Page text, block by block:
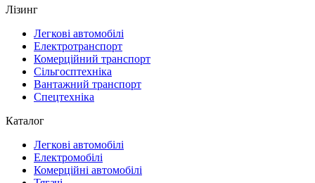
Лізинг
Легкові автомобілі
Електротранспорт
Комерційний транспорт
Сільгосптехніка
Вантажний транспорт
Спецтехніка
Каталог
Легкові автомобілі
Електромобілі
Комерційні автомобілі